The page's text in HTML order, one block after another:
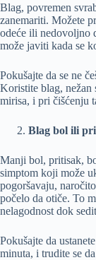
Blag, povremen
zanemariti. Možete
odeće ili nedovoljno
može javiti kada se
Pokušajte da se ne
Koristite blag, nežan
mirisa, i pri čišćenju
Blag bol ili
Manji bol, pritisak,
simptom koji može
pogoršavaju,
počelo da otiče. To
nelagodnost dok
Pokušajte da
minuta, i trudite se